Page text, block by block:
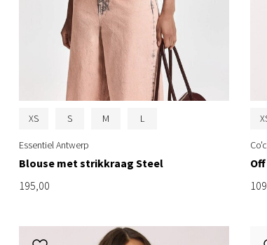
XS S M L
Essentiel Antwerp
Blouse met strikkraag Steel
195,00